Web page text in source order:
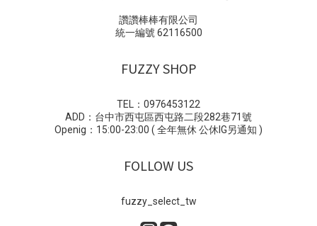
讚讚棒棒有限公司
統一編號 62116500
FUZZY SHOP
TEL：0976453122
ADD：台中市西屯區西屯路二段282巷71號
Openig：15:00-23:00 ( 全年無休 公休IG另通知 )
FOLLOW US
fuzzy_select_tw